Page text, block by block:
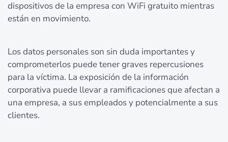
dispositivos de la empresa con WiFi gratuito mientras
están en movimiento.
Los datos personales son sin duda importantes y
comprometerlos puede tener graves repercusiones
para la víctima. La exposición de la información
corporativa puede llevar a ramificaciones que afectan a
una empresa, a sus empleados y potencialmente a sus
clientes.